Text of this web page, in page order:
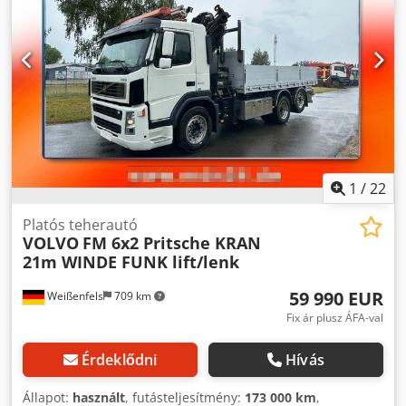
Nyitvatartás: Hétfőtől csütörtökig 9:00-17:00 óráig Pénteken
9:00-14:00 óráig, és előzetes egyeztetés alapján!
1 /22
Weißenfels 709 km
Platós teherautó
VOLVO FM 6x2 Pritsche KRAN
21m WINDE FUNK lift/lenk
59 990 EUR
Fix ár plusz ÁFA-val
Érdeklődni Hívás
Állapot: használt, futásteljesítmény: 173 000 km,